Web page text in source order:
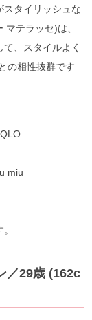
スタイリッシュな
テラッセ)は、
、スタイルよく
の相性抜群です
miu
／29歳 (162c